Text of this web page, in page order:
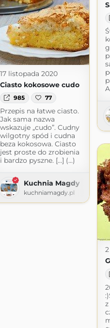
17 listopada 2020
Ciasto kokosowe cudo
985 77
Przepis na łatwe ciasto.
Jak sama nazwa
wskazuje „cudo”. Cudny
wilgotny spód i cudna
beza kokosowa. Ciasto
jest proste do zrobienia
i bardzo pyszne. […] (...)
Kuchnia Magdy
kuchniamagdy.pl